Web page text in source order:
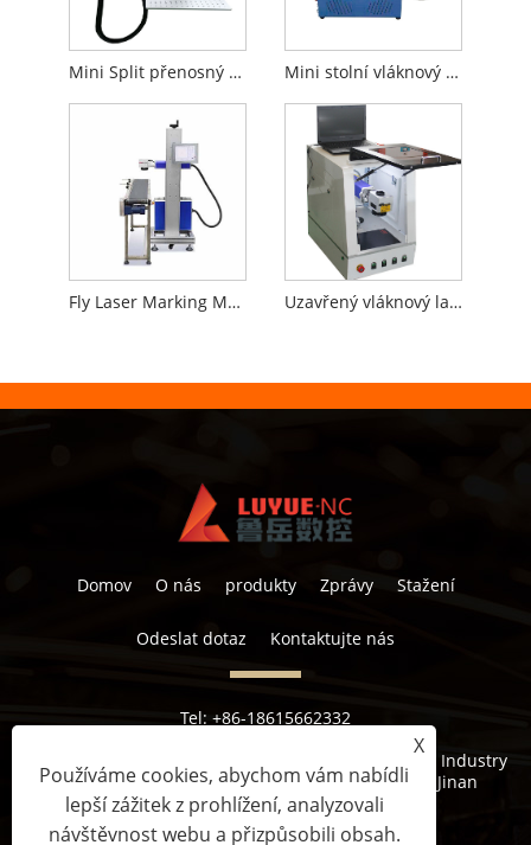
Mini Split přenosný vláknový laserový značkovací stroj Mini stolní vláknový laserový značkovací stroj
Fly Laser Marking Machine pro výrobní linku Uzavřený vláknový laserový značkovací stroj
Domov O nás produkty Zprávy Stažení
Odeslat dotaz Kontaktujte nás
Tel: +86-18615662332
Průmyslová zóna Donghao, Qingping Street, Industry
1st Road, Shuangshan Street, Zhangqiu District, Jinan
X
Používáme cookies, abychom vám nabídli
lepší zážitek z prohlížení, analyzovali
návštěvnost webu a přizpůsobili obsah.